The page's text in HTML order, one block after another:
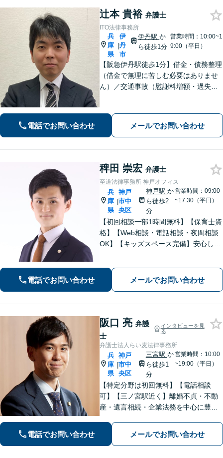
辻本 貴裕 弁護士
ITO法律事務所
兵
庫
県
|
伊
丹
市
伊丹駅 か
ら徒歩1分
営業時間：10:00~1
9:00（平日）
【阪急伊丹駅徒歩1分】借金・債務整理
（借金で無理に苦しむ必要はありませ
ん）／交通事故（慰謝料増額・過失割
／刑事事件（被害者側も対応）／相続
／離婚問題など。まずはお気軽にご相
電話でお問い合わせ メールでお問い合わせ
稗田 崇宏 弁護士
至道法律事務所 神戸オフィス
兵
庫
県
|
神戸
市中
央区
神戸駅 か
ら徒歩2
分
営業時間：09:00
~17:30（平日）
【初回相談一部1時間無料】【保育士資
格】【Web相談・電話相談・夜間相談
OK】【キッズスペース完備】安心して
も・熟年・不貞・モラハラ）◇相続
（限定承認等も）◇行政（いじめ・学
電話でお問い合わせ メールでお問い合わせ
阪口 亮 弁護
士
インタビューを見
る
弁護士法人らい麦法律事務所
兵
庫
県
|
神戸
市中
央区
三宮駅 か
ら徒歩1
分
営業時間：10:00
~19:00（平日）
【特定分野は初回無料】【電話相談
可】【三ノ宮駅近く】離婚不貞・不動
産・遺言相続・企業法務を中心に豊富
ために」をモットーに、高い専門性を
もって最善の解決を実現します。お気
電話でお問い合わせ メールでお問い合わせ